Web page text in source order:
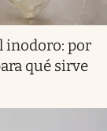
inodoro: por
qué sirve